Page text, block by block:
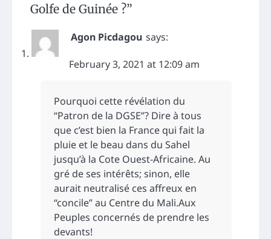
Golfe de Guinée ?”
Agon Picdagou says:
February 3, 2021 at 12:09 am
Pourquoi cette révélation du
“Patron de la DGSE”? Dire à tous
que c’est bien la France qui fait la
pluie et le beau dans du Sahel
jusqu’à la Cote Ouest-Africaine. Au
gré de ses intérêts; sinon, elle
aurait neutralisé ces affreux en
“concile” au Centre du Mali.Aux
Peuples concernés de prendre les
devants!